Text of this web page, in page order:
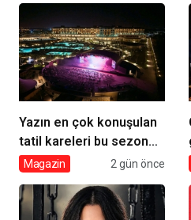
Yazın en çok konuşulan
tatil kareleri bu sezon
Ethno Belek’ten geldi
Magazin 2 gün önce